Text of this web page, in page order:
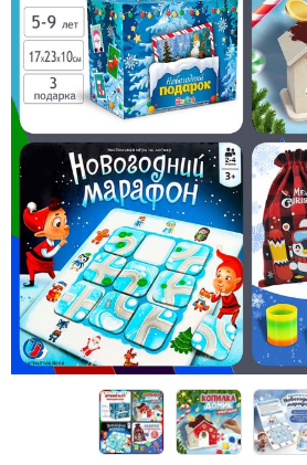
Футболки-раскраски на 14